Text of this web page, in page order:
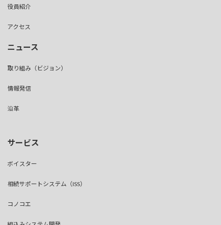
役員紹介
アクセス
ニュース
取り組み（ビジョン）
情報発信
沿革
サービス
ボイスター
相続サポートシステム（ISS）
コノコエ